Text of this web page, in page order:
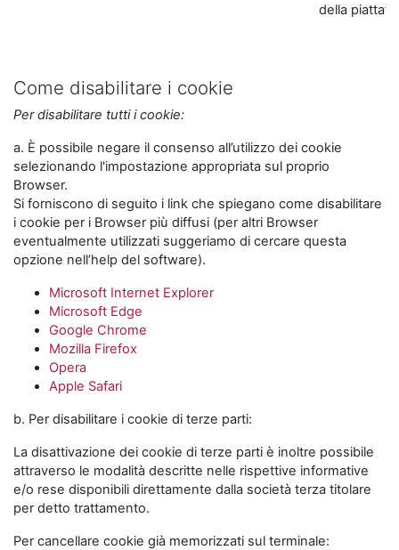
della
Come disabilitare i cookie
Per disabilitare tutti i cookie:
a. È possibile negare il consenso all’utilizzo dei cookie
selezionando l'impostazione appropriata sul proprio
Browser.
Si forniscono di seguito i link che spiegano come disabilitare
i cookie per i Browser più diffusi (per altri Browser
eventualmente utilizzati suggeriamo di cercare questa
opzione nell’help del software).
Microsoft Internet Explorer
Microsoft Edge
Google Chrome
Mozilla Firefox
Opera
Apple Safari
b. Per disabilitare i cookie di terze parti:
La disattivazione dei cookie di terze parti è inoltre possibile
attraverso le modalità descritte nelle rispettive informative
e/o rese disponibili direttamente dalla società terza titolare
per detto trattamento.
Per cancellare cookie già memorizzati sul terminale: